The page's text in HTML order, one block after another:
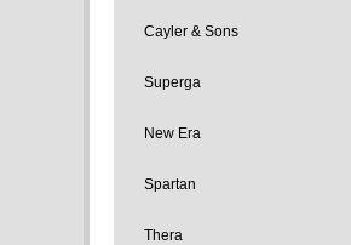
Cayler & Sons
Superga
New Era
Spartan
Thera